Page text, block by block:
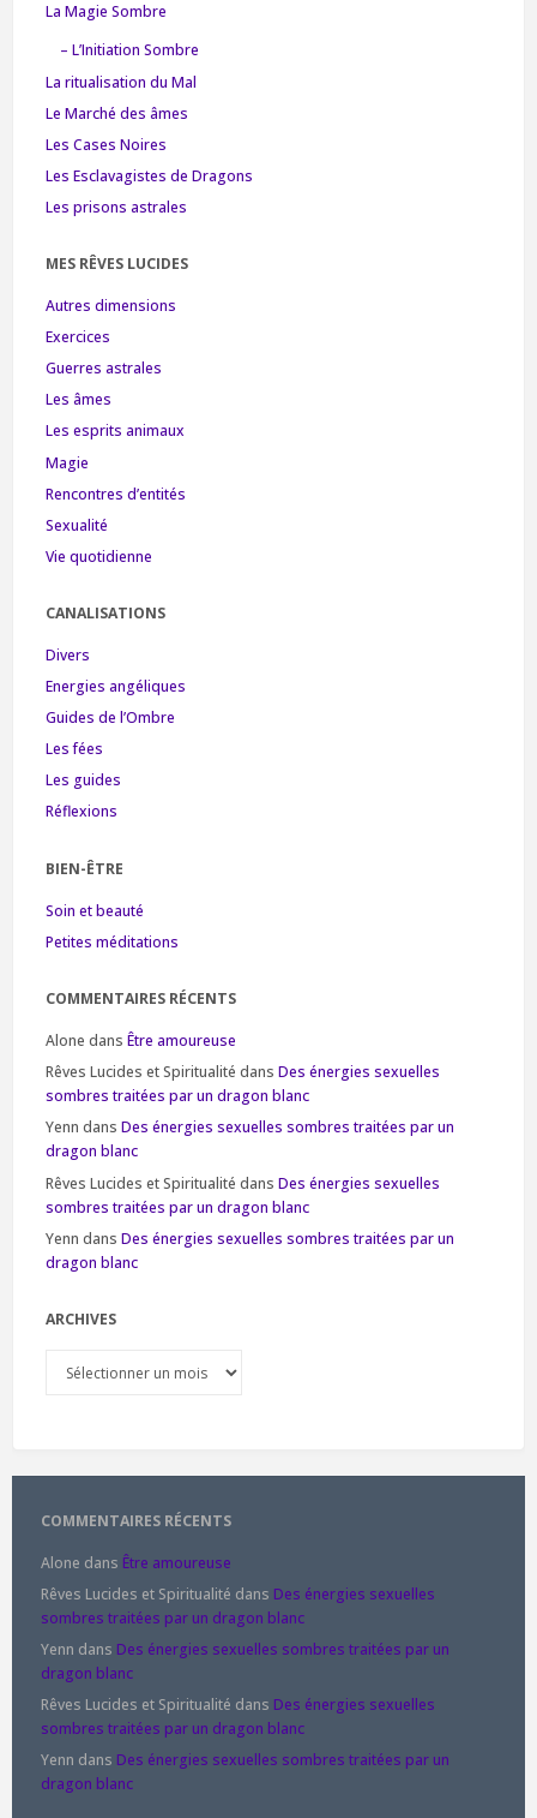
La Magie Sombre
– L’Initiation Sombre
La ritualisation du Mal
Le Marché des âmes
Les Cases Noires
Les Esclavagistes de Dragons
Les prisons astrales
MES RÊVES LUCIDES
Autres dimensions
Exercices
Guerres astrales
Les âmes
Les esprits animaux
Magie
Rencontres d’entités
Sexualité
Vie quotidienne
CANALISATIONS
Divers
Energies angéliques
Guides de l’Ombre
Les fées
Les guides
Réflexions
BIEN-ÊTRE
Soin et beauté
Petites méditations
COMMENTAIRES RÉCENTS
Alone dans Être amoureuse
Rêves Lucides et Spiritualité dans Des énergies sexuelles
sombres traitées par un dragon blanc
Yenn dans Des énergies sexuelles sombres traitées par un
dragon blanc
Rêves Lucides et Spiritualité dans Des énergies sexuelles
sombres traitées par un dragon blanc
Yenn dans Des énergies sexuelles sombres traitées par un
dragon blanc
ARCHIVES
COMMENTAIRES RÉCENTS
Alone dans Être amoureuse
Rêves Lucides et Spiritualité dans Des énergies sexuelles
sombres traitées par un dragon blanc
Yenn dans Des énergies sexuelles sombres traitées par un
dragon blanc
Rêves Lucides et Spiritualité dans Des énergies sexuelles
sombres traitées par un dragon blanc
Yenn dans Des énergies sexuelles sombres traitées par un
dragon blanc